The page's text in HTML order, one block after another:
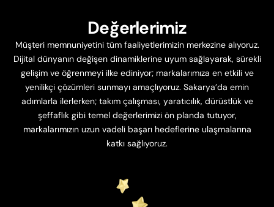
Değerlerimiz
Müşteri memnuniyetini tüm faaliyetlerimizin merkezine alıyoruz.
Dijital dünyanın değişen dinamiklerine uyum sağlayarak, sürekli
gelişim ve öğrenmeyi ilke ediniyor; markalarımıza en etkili ve
yenilikçi çözümleri sunmayı amaçlıyoruz. Sakarya’da emin
adımlarla ilerlerken; takım çalışması, yaratıcılık, dürüstlük ve
şeffaflık gibi temel değerlerimizi ön planda tutuyor,
markalarımızın uzun vadeli başarı hedeflerine ulaşmalarına
katkı sağlıyoruz.